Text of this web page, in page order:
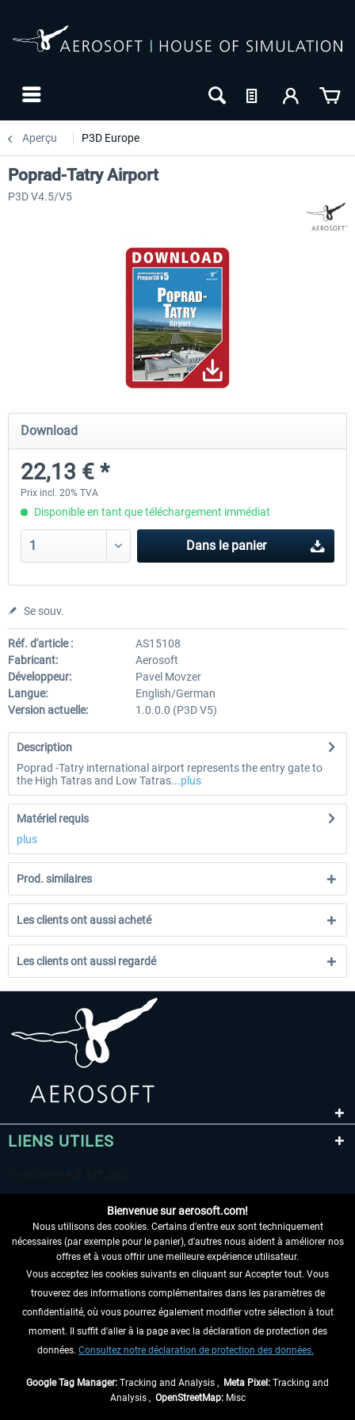
Aperçu P3D Europe
Hamburg-Finkenwerder
12,00 € *
Madeira X Evolution
Poprad-Tatry Airport
P3D V4.5/V5
Download
22,13 € *
Prix incl. 20% TVA
Disponible en tant que téléchargement immédiat
Dans le panier
Se souv.
Réf. d'article :
AS15108
Fabricant:
Aerosoft
Développeur:
Pavel Movzer
Langue:
English/German
Version actuelle:
1.0.0.0 (P3D V5)
Description
Poprad -Tatry international airport represents the entry gate to
the High Tatras and Low Tatras...plus
Matériel requis
plus
Prod. similaires
Les clients ont aussi acheté
Les clients ont aussi regardé
LIENS UTILES
RENONCER AU CONTRAT ICI
INFORMATIONS
NE MANQUEZ PAS LES DERNIÈRES
Bienvenue sur aerosoft.com!
Nous utilisons des cookies. Certains d'entre eux sont techniquement
nécessaires (par exemple pour le panier), d'autres nous aident à améliorer nos
offres et à vous offrir une meilleure expérience utilisateur.
Vous acceptez les cookies suivants en cliquant sur Accepter tout. Vous
trouverez des informations complémentaires dans les paramètres de
confidentialité, où vous pourrez également modifier votre sélection à tout
moment. Il suffit d'aller à la page avec la déclaration de protection des
données. Consultez notre déclaration de protection des données.
Google Tag Manager: Tracking and Analysis , Meta Pixel: Tracking and
Analysis , OpenStreetMap:Misc